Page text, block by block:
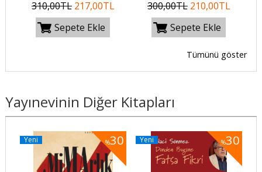
310,00TL 217,00TL
Sepete Ekle
300,00TL 210,00TL
Sepete Ekle
Tümünü göster
Yayınevinin Diğer Kitapları
%30
Yeni %30
Yeni